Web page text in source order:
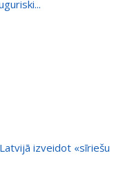
izveidot «sīriešu